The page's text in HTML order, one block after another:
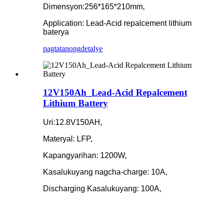
Dimensyon:256*165*210mm,
Application: Lead-Acid repalcement lithium
baterya
pagtatanongdetalye
12V150Ah_Lead-Acid Repalcement
Lithium Battery
Uri:12.8V150AH,
Materyal: LFP,
Kapangyarihan: 1200W,
Kasalukuyang nagcha-charge: 10A,
Discharging Kasalukuyang: 100A,